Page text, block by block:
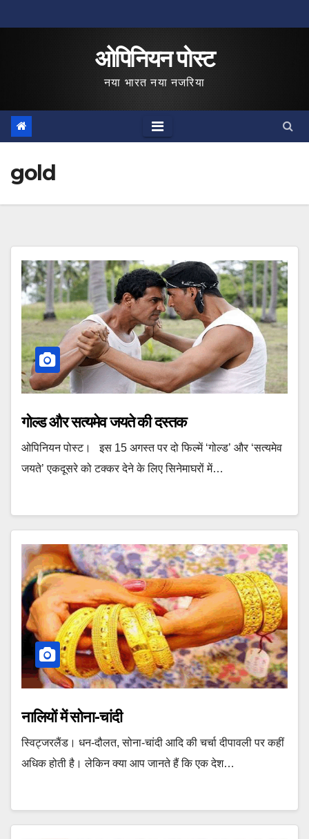
to
ओपिनियन पोस्ट
नया भारत नया नजरिया
gold
गोल्ड और सत्यमेव जयते की दस्‍तक
ओपिनियन पोस्‍ट। इस 15 अगस्त पर दो फिल्‍में ‘गोल्ड’ और ‘सत्यमेव
जयते’ एकदूसरे को टक्‍कर देने के लिए सिनेमाघरों में…
नालियों में सोना-चांदी
स्विट्जरलैंड। धन-दौलत, सोना-चांदी आदि की चर्चा दीपावली पर कहीं
अधिक होती है। लेकिन क्‍या आप जानते हैं कि एक देश…